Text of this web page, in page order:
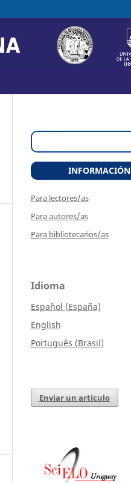
INFORMACIÓN
Para lectores/as
Para autores/as
Para bibliotecarios/as
Idioma
Español (España)
English
Português (Brasil)
Enviar un artículo